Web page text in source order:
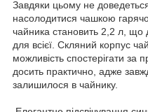
Завдяки цьому не
насолодитися чашкою
чайника становить 2,2 л, що
для всієї. Скляний корпус
можливість спостерігати за
досить практично, адже
залишилося в чайнику.